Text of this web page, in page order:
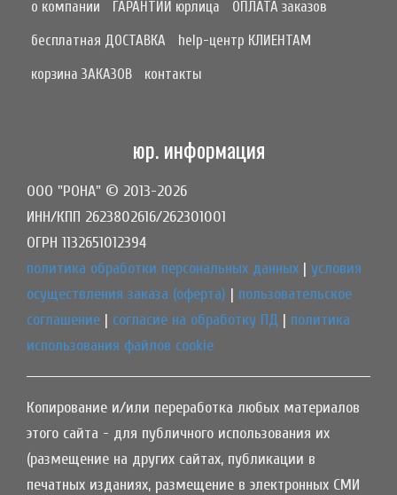
о компании
ГАРАНТИИ юрлица
ОПЛАТА заказов
бесплатная ДОСТАВКА
help-центр КЛИЕНТАМ
корзина ЗАКАЗОВ
контакты
юр. информация
ООО "РОНА" © 2013-2026
ИНН/КПП 2623802616/262301001
ОГРН 1132651012394
политика обработки персональных данных | условия
осуществления заказа (оферта) | пользовательское
соглашение | согласие на обработку ПД | политика
использования файлов cookie
Копирование и/или переработка любых материалов
этого сайта - для публичного использования их
(размещение на других сайтах, публикации в
печатных изданиях, размещение в электронных СМИ